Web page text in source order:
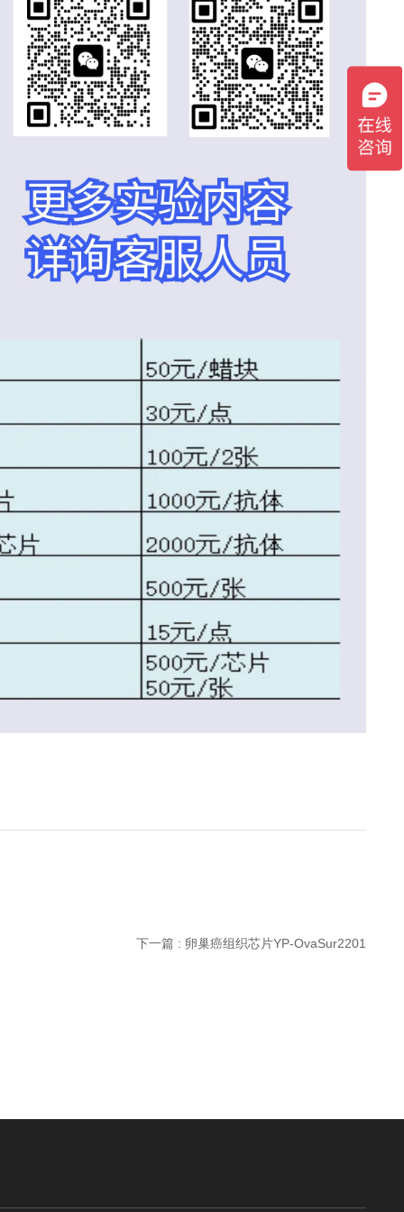
下一篇 : 卵巢癌组织芯片YP-OvaSur2201